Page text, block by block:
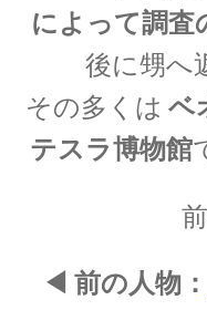
J・
【中性子を発見し
ン計
によって調査
後に甥へ
その多くは ベ
テスラ博物館
◀ 前の人物：